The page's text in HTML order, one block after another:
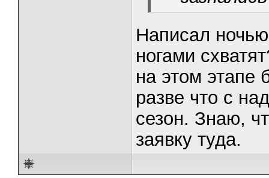
Написал
ногами
на этом этапе
разве что с
сезон. Знаю,
заявку туда.